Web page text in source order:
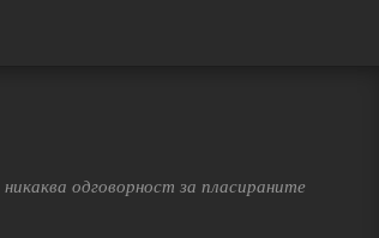
одговорност за пласираните